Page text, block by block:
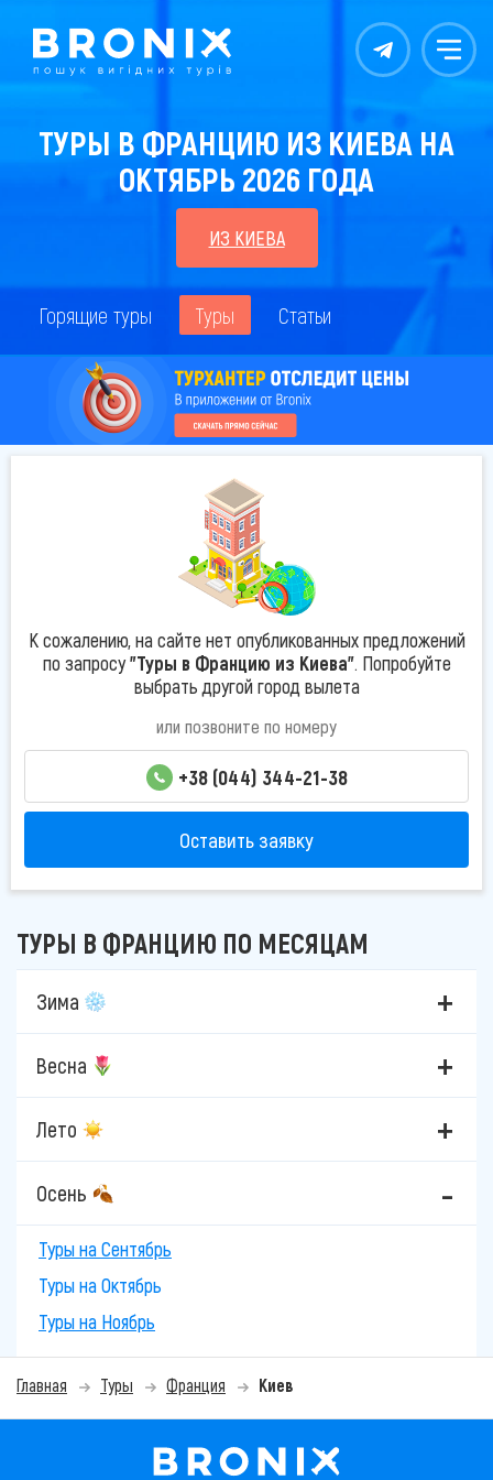
Контакты Меню
ТУРЫ В ФРАНЦИЮ ИЗ КИЕВА НА
ОКТЯБРЬ 2026 ГОДА
ИЗ КИЕВА
Горящие туры Туры Статьи
К сожалению, на сайте нет опубликованных предложений
по запросу"Туры в Францию из Киева". Попробуйте
выбрать другой город вылета
или позвоните по номеру
+38 (044) 344-21-38
Оставить заявку
ТУРЫ В ФРАНЦИЮ ПО МЕСЯЦАМ
Зима
Весна
Лето
Осень
Туры на Сентябрь
Туры на Октябрь
Туры на Ноябрь
Главная Туры Франция Киев